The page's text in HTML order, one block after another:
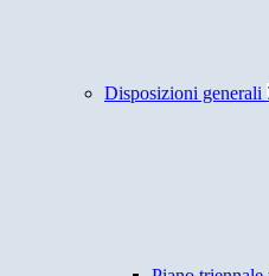
Disposizioni generali